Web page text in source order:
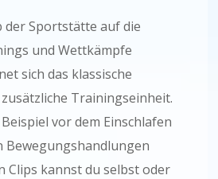
der Sportstätte auf die
und Wettkämpfe
sich das klassische
Trainingseinheit.
vor dem Einschlafen
Bewegungshandlungen
Clips kannst du selbst oder